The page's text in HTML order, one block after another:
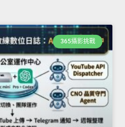
365攝影挑戰